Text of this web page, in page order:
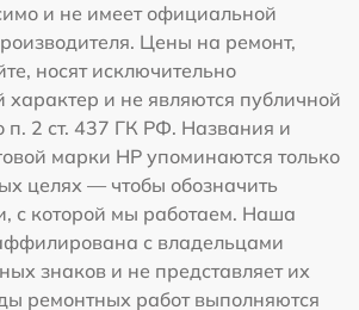
и не имеет официальной
Цены на ремонт,
носят исключительно
характер и не являются публичной
п. 2 ст. 437 ГК РФ. Названия и
марки HP упоминаются только
целях — чтобы обозначить
с которой мы работаем. Наша
с владельцами
знаков и не представляет их
ремонтных работ выполняются